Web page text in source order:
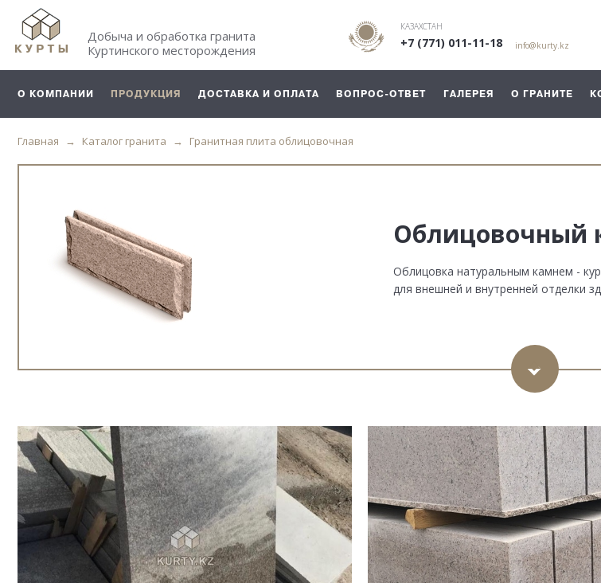
Добыча и обработка гранита
Куртинского месторождения
КАЗАХСТАН
+7 (771) 011-11-18 info@kurty.kz
О КОМПАНИИ ПРОДУКЦИЯ ДОСТАВКА И ОПЛАТА ВОПРОС-ОТВЕТ ГАЛЕРЕЯ О ГРАНИТЕ
Главная Каталог гранита Гранитная плита облицовочная
Облицовочный
Облицовка натуральным камнем -
для внешней и внутренней отделки